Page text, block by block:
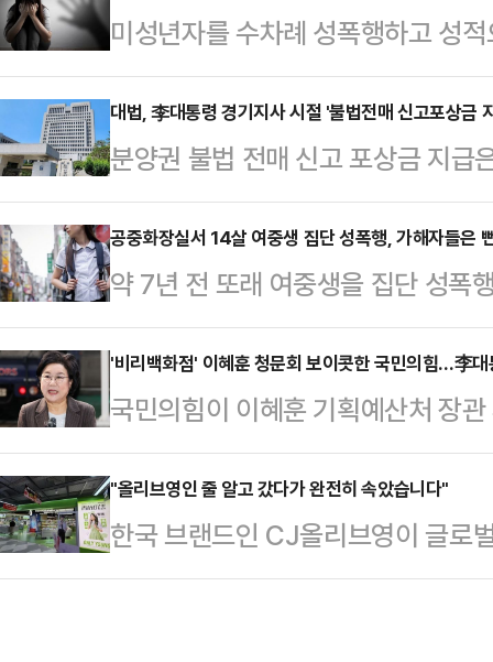
미성년자를 수차례 성폭행하고 성
징역형의 집행유예를 선고받았다
현주)는 선고 공판에서 아동·청소
의로 기소된 A(56)씨에게 징역 3
의 성폭력 치료 프로그램을 이수하
취업 금지를 명령했다.A씨는 지난
미성년자 B양을 아홉 차례에 걸쳐
기소됐다. 그는 …
대법, 李대통령 경기지사 시절 '불법전매 신고포상금
분양권 불법 전매 신고 포상금 지급
원 판단이 나왔다. 이재명 대통령이
사건이란 점에 관심이 쏠린다.18일
대법관)는 최근 김모씨가 경기도에
포상금 8500만원을 지급거부한 경
했다.김씨는 2015년 11월 수도권
고다. 경기도에서 발생한 불법전매
에 김씨는 주택법…
공중화장실서 14살 여중생 집단 성폭행, 가해자들은
약 7년 전 또래 여중생을 집단 성폭
이 징역형을 선고한 1심 판결에 불
특수상해, 아동학대, 아동복지법위
등이용촬영) 등 혐의로 구속 기소
호인을 통해 법원에 항소장을 제출
4~5년을 각각 선고받고 법정 구속
년6개월에 집행유예 4년을 선고받
도 항소장을 제…
'비리백화점' 이혜훈 청문회 보이콧한 국민의힘…李
국민의힘이 이혜훈 기획예산처 장
했다. 각종 갑질과 비리 의혹을 받
자료 제출에 응하지 않았다며 맹탕
기에 멈추지 않고 국민의힘은 이 후
령의 무너진 인사검증 시스템에 대
"올리브영인 줄 알고 갔다가 완전히 속았습니다"
한국 브랜드인 CJ올리브영이 글로
운데, 이와 유사한 뷰티 매장이 중